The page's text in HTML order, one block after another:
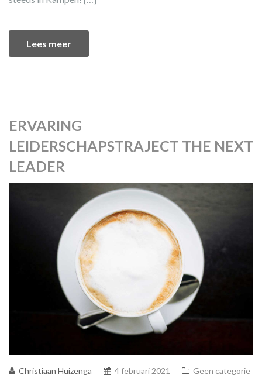
Lees meer
ERVARING
LEIDERSCHAPSTRAJECT THE NEXT
LEADER
Christiaan Huizenga 4 februari 2021
Geen categorie